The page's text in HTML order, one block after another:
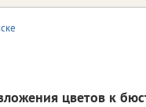
цветов к